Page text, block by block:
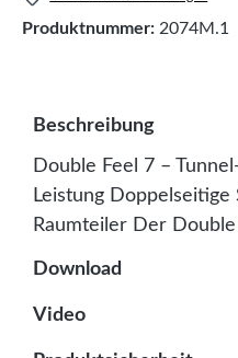
Produktnummer: 2074M.1
Beschreibung
Double Feel 7 –
Leistung Doppelseitige
Raumteiler Der
Download
Video